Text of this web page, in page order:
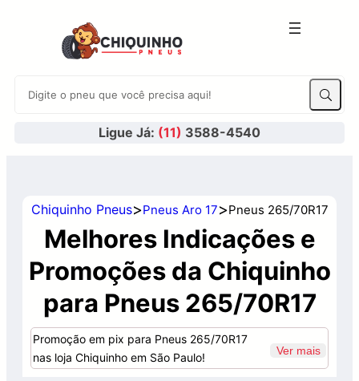
Ligue Já: (11) 3588-4540
Chiquinho Pneus>Pneus Aro 17>Pneus 265/70R17
Melhores Indicações e
Promoções da Chiquinho
para Pneus 265/70R17
Promoção em pix para Pneus 265/70R17
nas loja Chiquinho em São Paulo!
Ver mais